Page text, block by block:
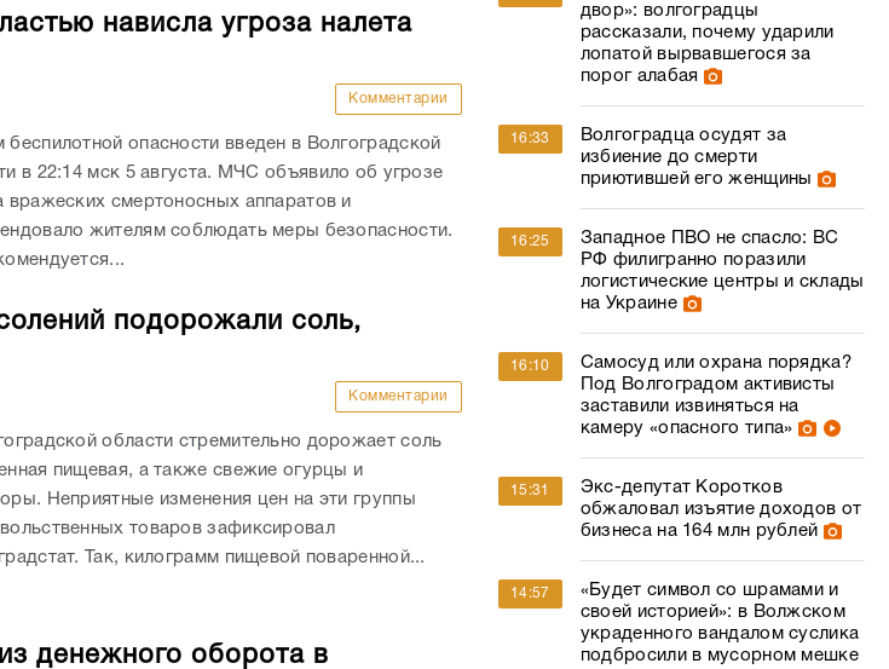
нависла угроза налета
Комментарии
беспилотной опасности введен в Волгоградской
в 22:14 мск 5 августа. МЧС объявило об угрозе
вражеских смертоносных аппаратов и
жителям соблюдать меры безопасности.
подорожали соль,
Комментарии
области стремительно дорожает соль
пищевая, а также свежие огурцы и
Неприятные изменения цен на эти группы
товаров зафиксировал
Так, килограмм пищевой поваренной...
денежного оборота в
двор»: волгоградцы
рассказали, почему ударили
лопатой вырвавшегося за
порог алабая
16:33
Волгоградца осудят за
избиение до смерти
приютившей его женщины
16:25
Западное ПВО не спасло: ВС
РФ филигранно поразили
логистические центры и склады
на Украине
16:10
Самосуд или охрана порядка?
Под Волгоградом активисты
заставили извиняться на
камеру «опасного типа»
15:31
Экс-депутат Коротков
обжаловал изъятие доходов от
бизнеса на 164 млн рублей
14:57
«Будет символ со шрамами и
своей историей»: в Волжском
украденного вандалом суслика
подбросили в мусорном мешке